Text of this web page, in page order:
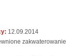
12.09.2014
zakwaterowanie